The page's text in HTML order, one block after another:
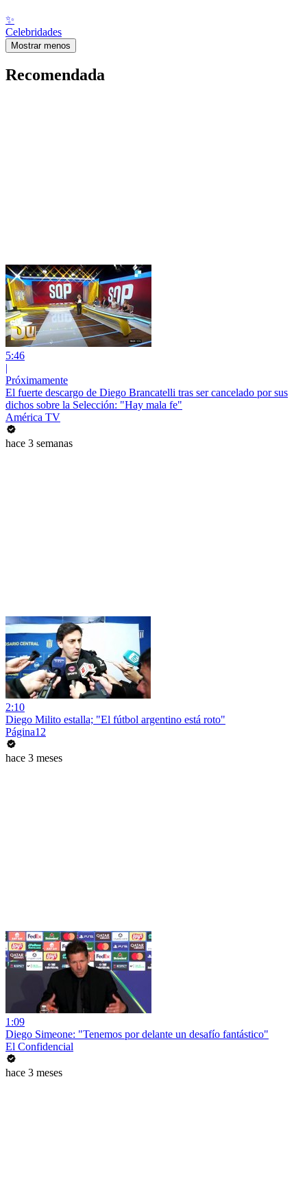
✨
Celebridades
Mostrar menos
Recomendada
5:46
|
Próximamente
El fuerte descargo de Diego Brancatelli tras ser cancelado por sus
dichos sobre la Selección: "Hay mala fe"
América TV
hace 3 semanas
2:10
Diego Milito estalla; "El fútbol argentino está roto"
Página12
hace 3 meses
1:09
Diego Simeone: "Tenemos por delante un desafío fantástico"
El Confidencial
hace 3 meses